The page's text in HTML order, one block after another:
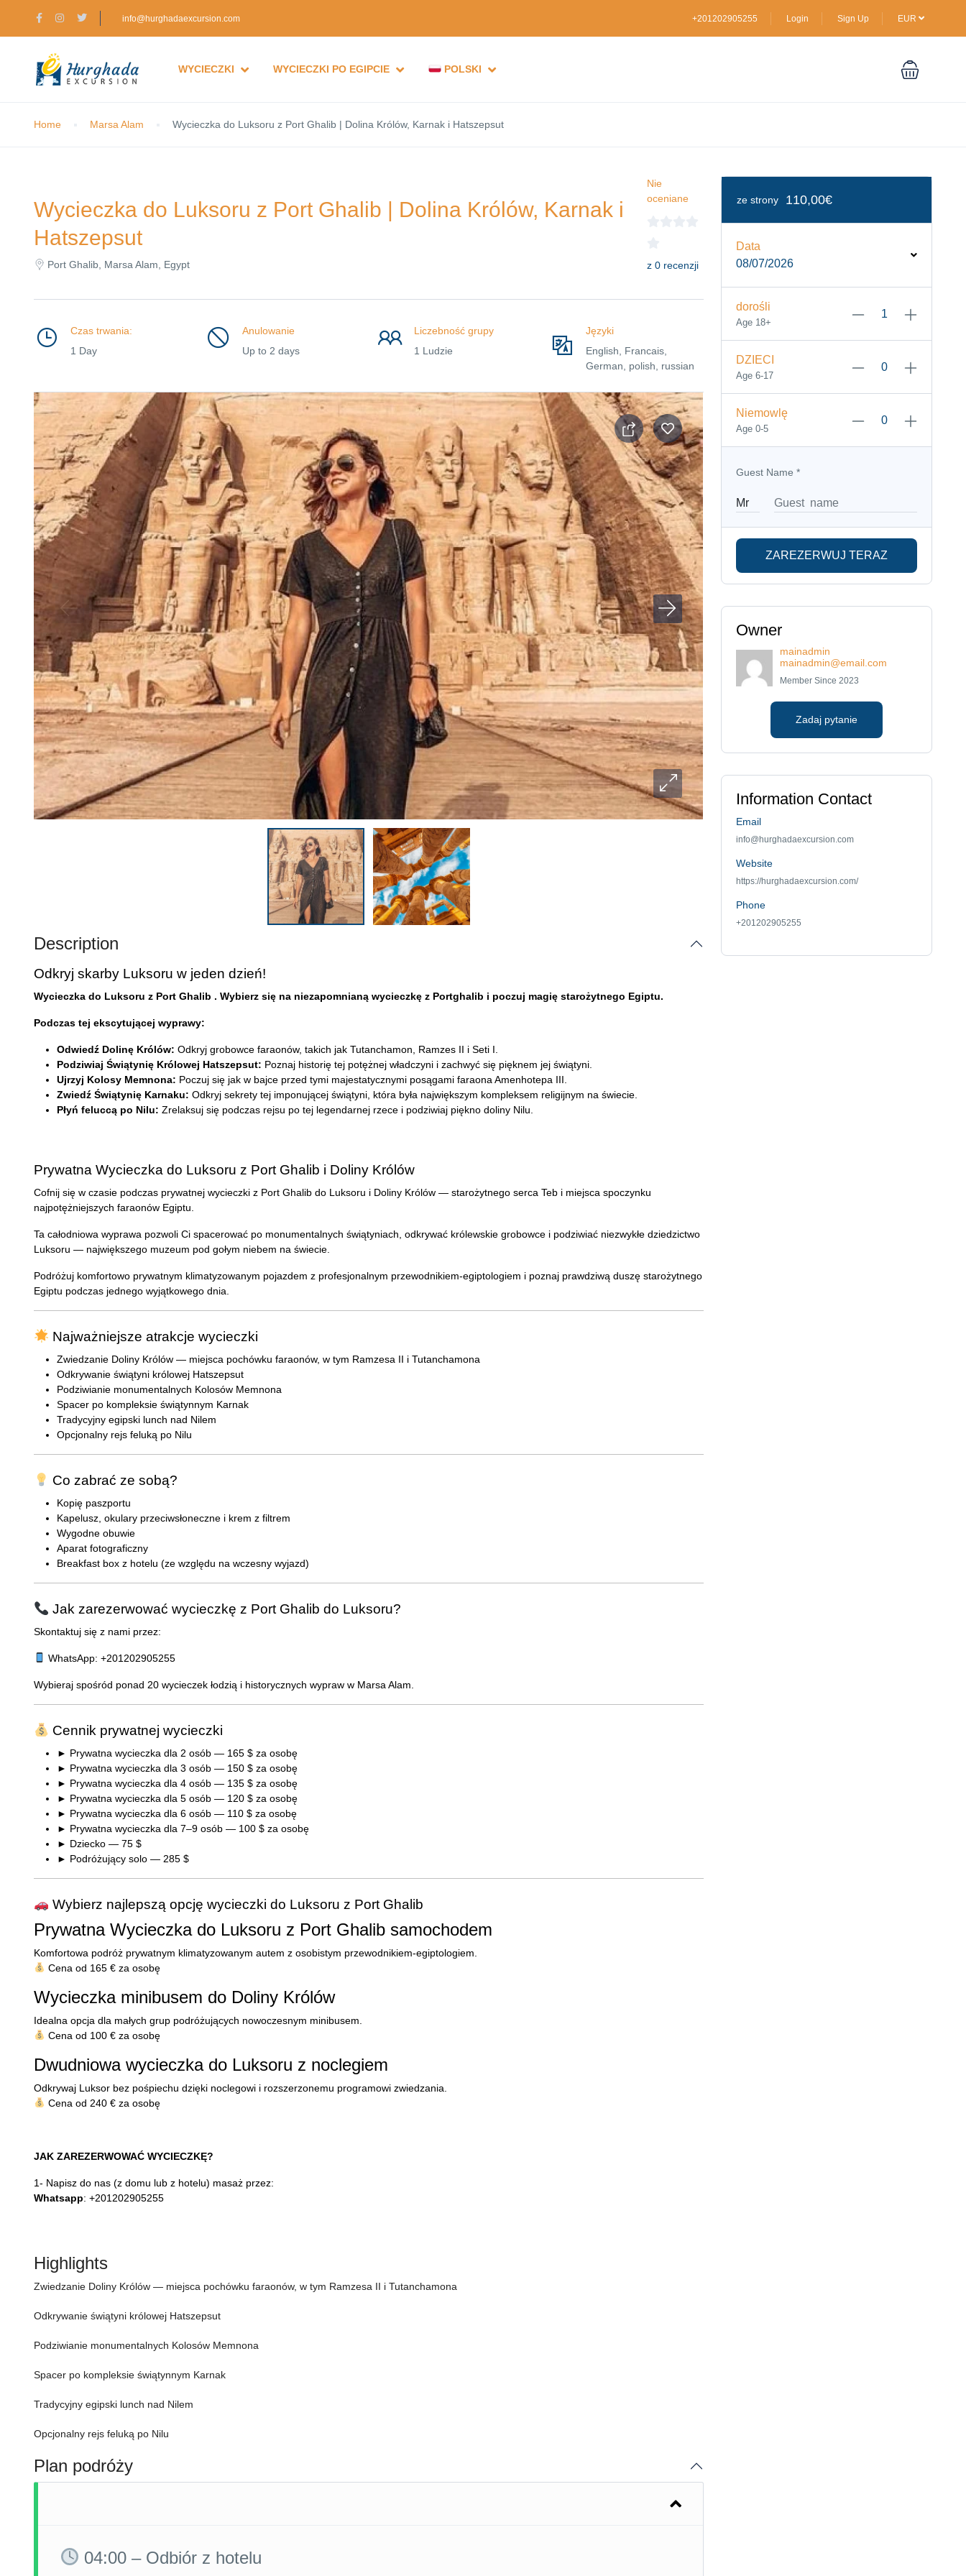
info@hurghadaexcursion.com +201202905255 Login Sign Up EUR
WYCIECZKI WYCIECZKI PO EGIPCIE POLSKI
Home Marsa Alam Wycieczka do Luksoru z Port Ghalib | Dolina Królów, Karnak i Hatszepsut
Wycieczka do Luksoru z Port Ghalib | Dolina Królów, Karnak i
Hatszepsut
Port Ghalib, Marsa Alam, Egypt
Nie
oceniane
z 0 recenzji
Czas trwania:
1 Day
Anulowanie
Up to 2 days
Liczebność grupy
1 Ludzie
Języki
English, Francais,
German, polish, russian
Description
Odkryj skarby Luksoru w jeden dzień!
Wycieczka do Luksoru z Port Ghalib . Wybierz się na niezapomnianą wycieczkę z Portghalib i poczuj magię starożytnego Egiptu.
Podczas tej ekscytującej wyprawy:
Odwiedź Dolinę Królów: Odkryj grobowce faraonów, takich jak Tutanchamon, Ramzes II i Seti I.
Podziwiaj Świątynię Królowej Hatszepsut: Poznaj historię tej potężnej władczyni i zachwyć się pięknem jej świątyni.
Ujrzyj Kolosy Memnona: Poczuj się jak w bajce przed tymi majestatycznymi posągami faraona Amenhotepa III.
Zwiedź Świątynię Karnaku: Odkryj sekrety tej imponującej świątyni, która była największym kompleksem religijnym na świecie.
Płyń feluccą po Nilu: Zrelaksuj się podczas rejsu po tej legendarnej rzece i podziwiaj piękno doliny Nilu.
Prywatna Wycieczka do Luksoru z Port Ghalib i Doliny Królów
Cofnij się w czasie podczas prywatnej wycieczki z Port Ghalib do Luksoru i Doliny Królów — starożytnego serca Teb i miejsca spoczynku
najpotężniejszych faraonów Egiptu.
Ta całodniowa wyprawa pozwoli Ci spacerować po monumentalnych świątyniach, odkrywać królewskie grobowce i podziwiać niezwykłe dziedzictwo
Luksoru — największego muzeum pod gołym niebem na świecie.
Podróżuj komfortowo prywatnym klimatyzowanym pojazdem z profesjonalnym przewodnikiem-egiptologiem i poznaj prawdziwą duszę starożytnego
Egiptu podczas jednego wyjątkowego dnia.
Najważniejsze atrakcje wycieczki
Zwiedzanie Doliny Królów — miejsca pochówku faraonów, w tym Ramzesa II i Tutanchamona
Odkrywanie świątyni królowej Hatszepsut
Podziwianie monumentalnych Kolosów Memnona
Spacer po kompleksie świątynnym Karnak
Tradycyjny egipski lunch nad Nilem
Opcjonalny rejs feluką po Nilu
Co zabrać ze sobą?
Kopię paszportu
Kapelusz, okulary przeciwsłoneczne i krem z filtrem
Wygodne obuwie
Aparat fotograficzny
Breakfast box z hotelu (ze względu na wczesny wyjazd)
Jak zarezerwować wycieczkę z Port Ghalib do Luksoru?
Skontaktuj się z nami przez:
WhatsApp: +201202905255
Wybieraj spośród ponad 20 wycieczek łodzią i historycznych wypraw w Marsa Alam.
Cennik prywatnej wycieczki
► Prywatna wycieczka dla 2 osób — 165 $ za osobę
► Prywatna wycieczka dla 3 osób — 150 $ za osobę
► Prywatna wycieczka dla 4 osób — 135 $ za osobę
► Prywatna wycieczka dla 5 osób — 120 $ za osobę
► Prywatna wycieczka dla 6 osób — 110 $ za osobę
► Prywatna wycieczka dla 7–9 osób — 100 $ za osobę
► Dziecko — 75 $
► Podróżujący solo — 285 $
Wybierz najlepszą opcję wycieczki do Luksoru z Port Ghalib
Prywatna Wycieczka do Luksoru z Port Ghalib samochodem
Komfortowa podróż prywatnym klimatyzowanym autem z osobistym przewodnikiem-egiptologiem.
Cena od 165 € za osobę
Wycieczka minibusem do Doliny Królów
Idealna opcja dla małych grup podróżujących nowoczesnym minibusem.
Cena od 100 € za osobę
Dwudniowa wycieczka do Luksoru z noclegiem
Odkrywaj Luksor bez pośpiechu dzięki noclegowi i rozszerzonemu programowi zwiedzania.
Cena od 240 € za osobę
JAK ZAREZERWOWAĆ WYCIECZKĘ?
1- Napisz do nas (z domu lub z hotelu) masaż przez:
Whatsapp: +201202905255
Highlights
Zwiedzanie Doliny Królów — miejsca pochówku faraonów, w tym Ramzesa II i Tutanchamona
Odkrywanie świątyni królowej Hatszepsut
Podziwianie monumentalnych Kolosów Memnona
Spacer po kompleksie świątynnym Karnak
Tradycyjny egipski lunch nad Nilem
Opcjonalny rejs feluką po Nilu
Plan podróży
04:00 – Odbiór z hotelu
ze strony 110,00€
Data
08/07/2026
dorośli
Age 18+
DZIECI
Age 6-17
Niemowlę
Age 0-5
Guest Name *
ZAREZERWUJ TERAZ
Owner
mainadmin
mainadmin@email.com
Member Since 2023
Zadaj pytanie
Information Contact
Email
info@hurghadaexcursion.com
Website
https://hurghadaexcursion.com/
Phone
+201202905255